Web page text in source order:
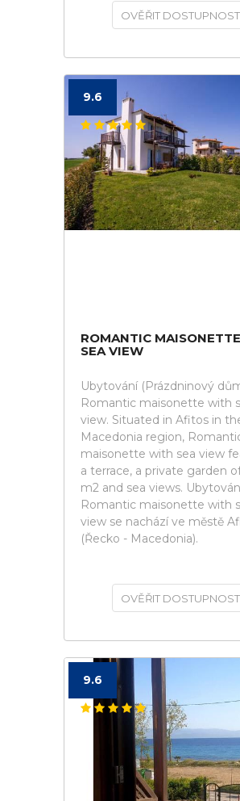
OVĚŘIT DOSTUPNOST
9.6
ROMANTIC
SEA VIEW
Ubytování (Prázdninový
Romantic maisonette with
view. Situated in Afitos in
Macedonia region,
maisonette with sea view
a terrace, a private garden
m2 and sea views.
Romantic maisonette with
view se nachází ve městě
(Řecko - Macedonia).
OVĚŘIT DOSTUPNOST
9.6